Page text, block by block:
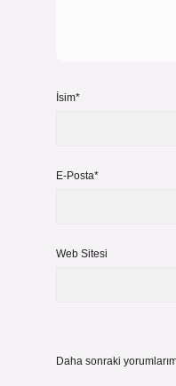
İsim*
E-Posta*
Web Sitesi
Daha sonraki